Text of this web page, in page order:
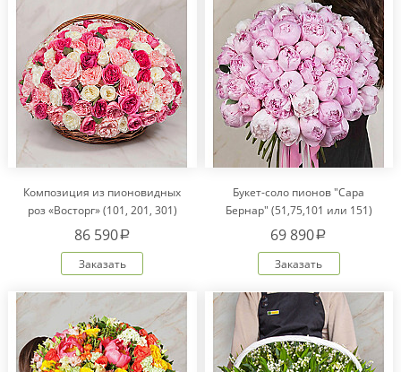
Композиция из пионовидных
роз «Восторг» (101, 201, 301)
86 590a
Заказать
Букет-соло пионов "Сара
Бернар" (51,75,101 или 151)
69 890a
Заказать